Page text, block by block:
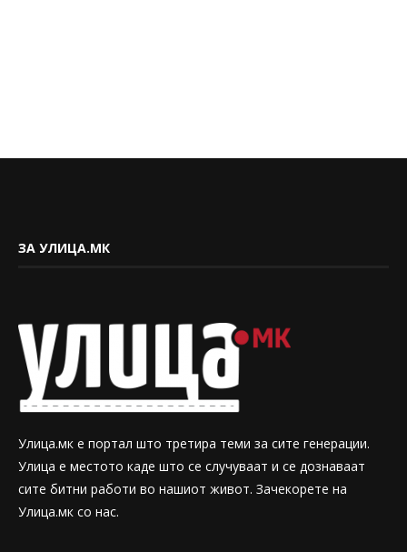
ЗА УЛИЦА.МК
Улица.мк е портал што третира теми за сите генерации.
Улица е местото каде што се случуваат и се дознаваат
сите битни работи во нашиот живот. Зачекорете на
Улица.мк со нас.